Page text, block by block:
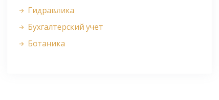
Гидравлика
Бухгалтерский учет
Ботаника